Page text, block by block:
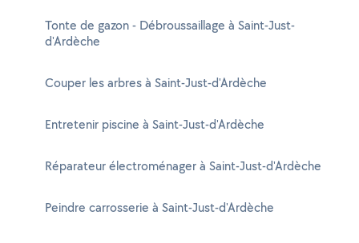
Tonte de gazon - Débroussaillage à Saint-Just-
d'Ardèche
Couper les arbres à Saint-Just-d'Ardèche
Entretenir piscine à Saint-Just-d'Ardèche
Réparateur électroménager à Saint-Just-d'Ardèche
Peindre carrosserie à Saint-Just-d'Ardèche